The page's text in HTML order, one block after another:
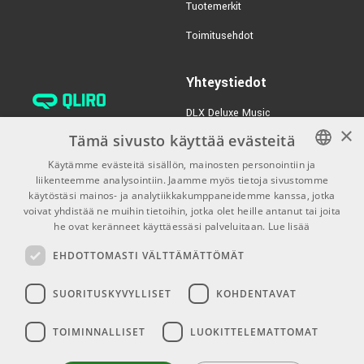
Microphone Cable, 4.5
K&M 23956 Popkiller
AMP PM-4/25 7,5m
Microphone cable
TUOTENUMERO 1001280
€19,00/kpl
Microphone Stand
Tuotemerkit
Toimitusehdot
Yhteystiedot
DLX Deluxe Music
verkkokaupan asiakaspalvelu:
tilaus@dlxmusic.fi
Puh: 0207 282240 (arkisin klo
13-17)
Puh: 0207 282250 (myymälä)
00580 Helsinki
Y-tunnus: 1983522-7
FINNISH
FINNISH
×
Tämä sivusto käyttää evästeitä
Käytämme evästeitä sisällön, mainosten personointiin ja
liikenteemme analysointiin. Jaamme myös tietoja sivustomme
käytöstäsi mainos- ja analytiikkakumppaneidemme kanssa, jotka
voivat yhdistää ne muihin tietoihin, jotka olet heille antanut tai joita
he ovat keränneet käyttäessäsi palveluitaan. Lue lisää
EHDOTTOMASTI VÄLTTÄMÄTTÖMÄT
SUORITUSKYVYLLISET KOHDENTAVAT
TOIMINNALLISET LUOKITTELEMATTOMAT